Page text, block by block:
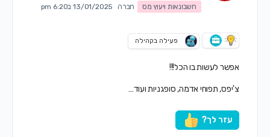
חשבונאות ויעוץ מס חברה 13/01/2025 ב6:20 pm
פעילה בקהילה
אפשר לעשות בו הכל!!!
צ'יפס, תפוחי אדמה, סופגניות ועוד…
עזר לך?